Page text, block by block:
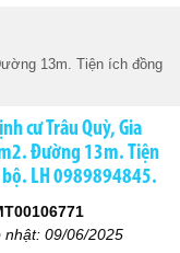
13m. Tiện ích đồng
cư Trâu Quỳ, Gia
Đường 13m. Tiện
LH 0989894845.
nhật: 09/06/2025